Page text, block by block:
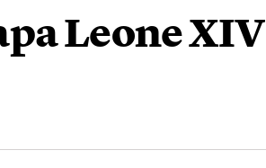
Leone XIV